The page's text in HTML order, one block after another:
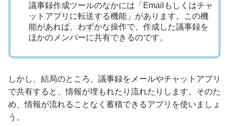
議事録作成ツールのなかには「Emailもしくはチャ
ットアプリに転送する機能」があります。この機
能があれば、わずかな操作で、作成した議事録を
ほかのメンバーに共有できるのです。
しかし、結局のところ、議事録をメールやチャットアプリ
で共有すると、情報が埋もれたり流れたりします。そのた
め、情報が流れることなく蓄積できるアプリを使いましょ
う。